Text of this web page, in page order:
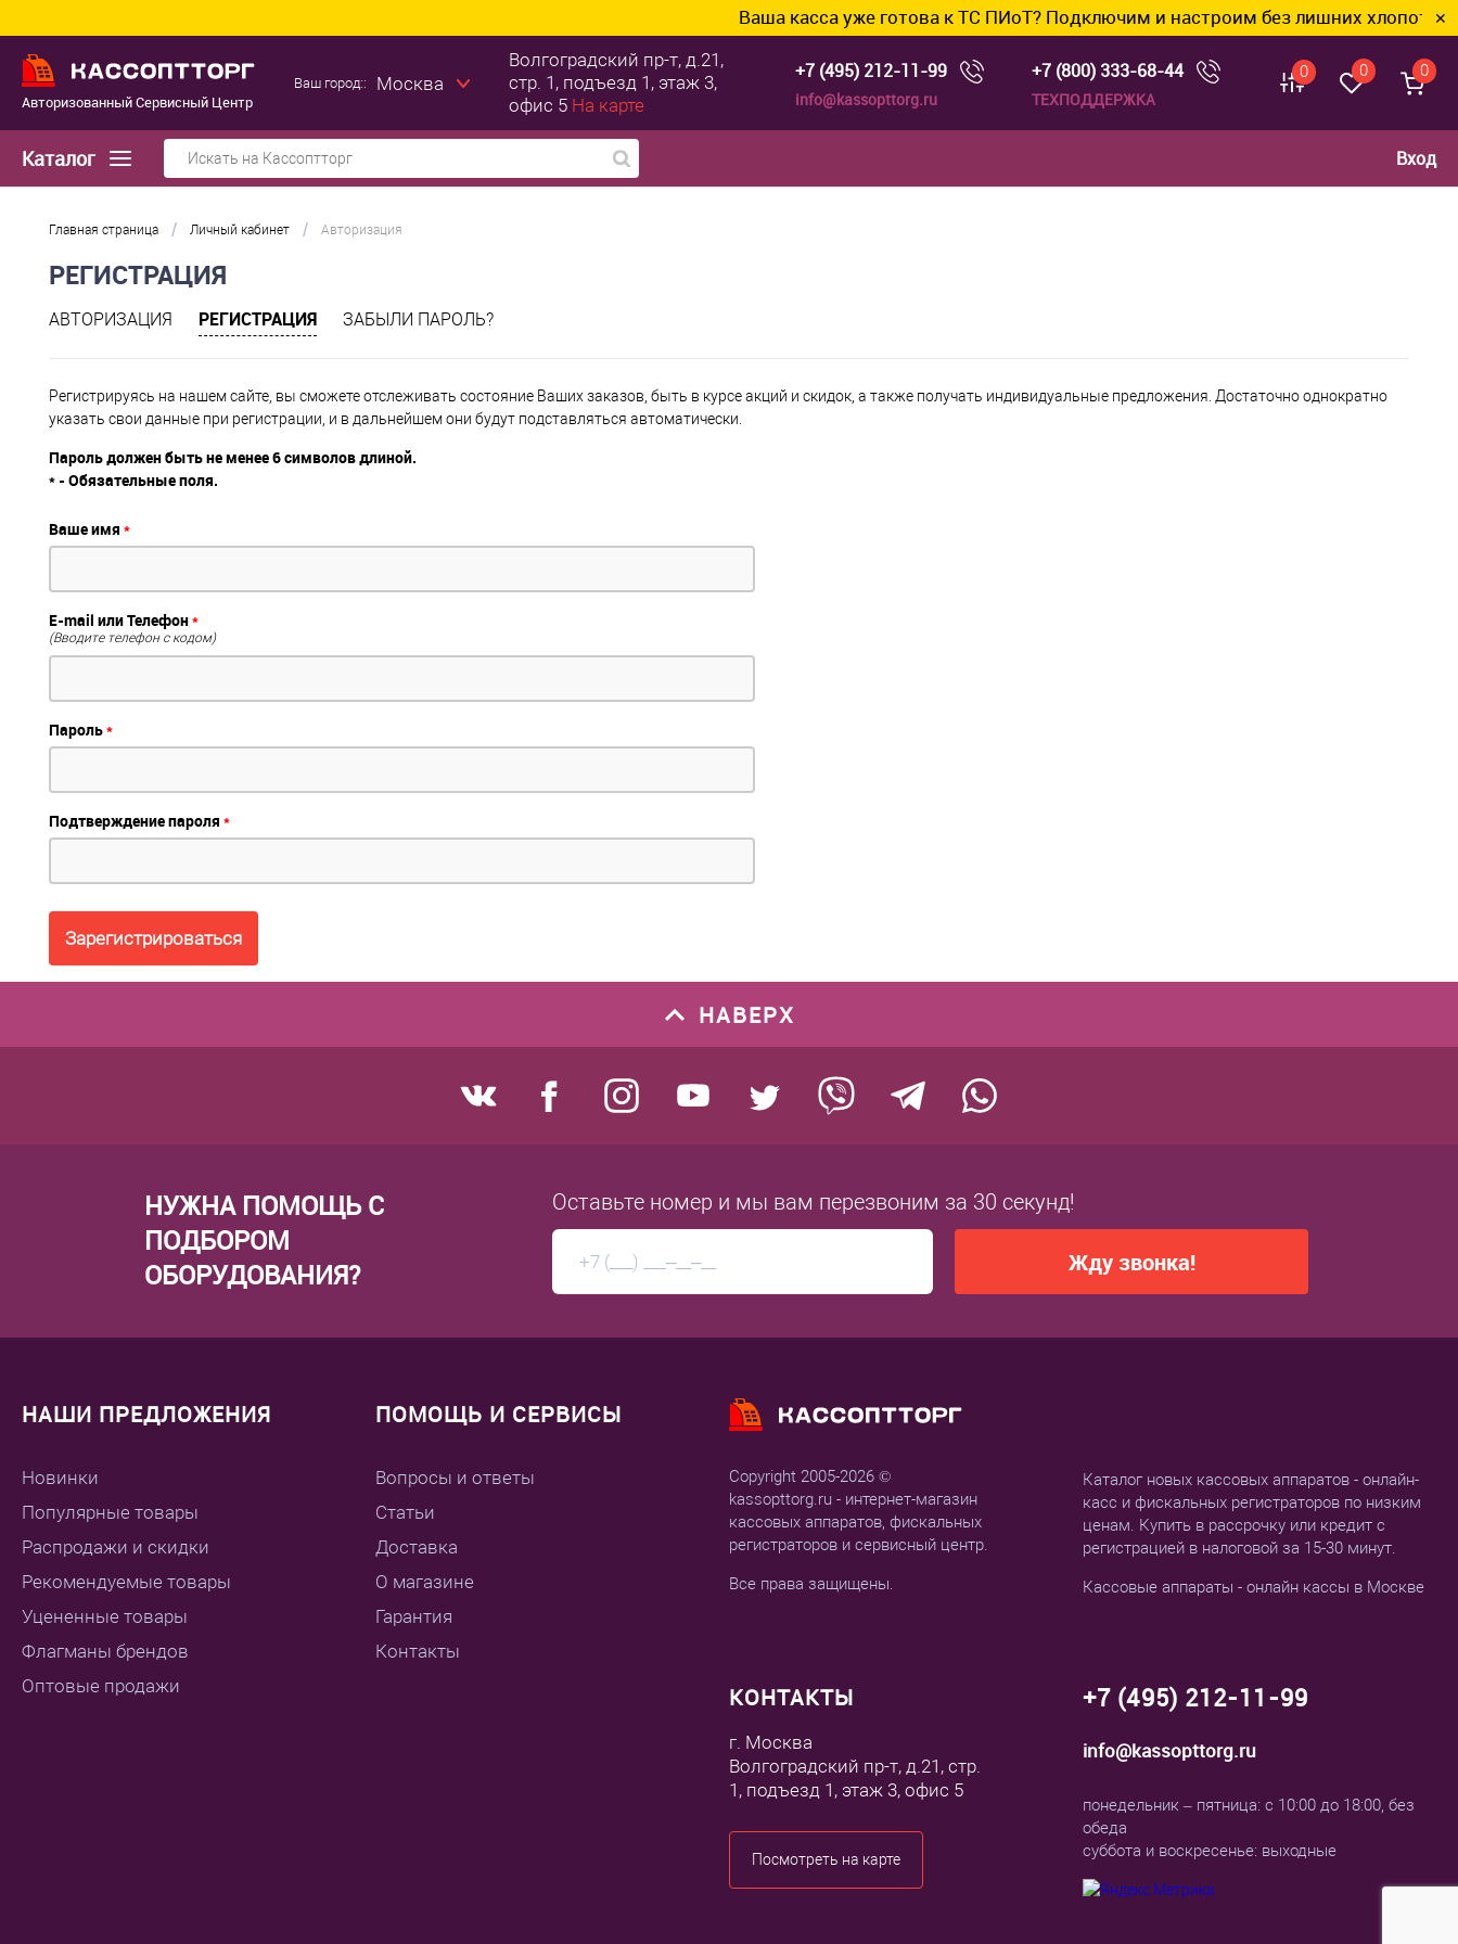
Ваша касса уже готова к ТС ПИоТ? Подключим и настроим без лишних хлопот. ✕
Авторизованный Сервисный Центр
Ваш город:: Москва
Волгоградский пр-т, д.21,
стр. 1, подъезд 1, этаж 3,
офис 5 На карте
+7 (495) 212-11-99
info@kassopttorg.ru
+7 (800) 333-68-44
ТЕХПОДДЕРЖКА
0 0 0
Каталог Вход
Главная страница / Личный кабинет / Авторизация
РЕГИСТРАЦИЯ
АВТОРИЗАЦИЯ РЕГИСТРАЦИЯ ЗАБЫЛИ ПАРОЛЬ?
Регистрируясь на нашем сайте, вы сможете отслеживать состояние Ваших заказов, быть в курсе акций и скидок, а также получать индивидуальные предложения. Достаточно однократно
указать свои данные при регистрации, и в дальнейшем они будут подставляться автоматически.
Пароль должен быть не менее 6 символов длиной.
* - Обязательные поля.
Ваше имя *
E-mail или Телефон*
(Вводите телефон с кодом)
Пароль*
Подтверждение пароля *
НАВЕРХ
НУЖНА ПОМОЩЬ С
ПОДБОРОМ
ОБОРУДОВАНИЯ?
Оставьте номер и мы вам перезвоним за 30 секунд!
Жду звонка!
НАШИ ПРЕДЛОЖЕНИЯ
Новинки
Популярные товары
Распродажи и скидки
Рекомендуемые товары
Уцененные товары
Флагманы брендов
Оптовые продажи
ПОМОЩЬ И СЕРВИСЫ
Вопросы и ответы
Статьи
Доставка
О магазине
Гарантия
Контакты
Copyright 2005-2026 ©
kassopttorg.ru - интернет-магазин
кассовых аппаратов, фискальных
регистраторов и сервисный центр.
Все права защищены.
Каталог новых кассовых аппаратов - онлайн-
касс и фискальных регистраторов по низким
ценам. Купить в рассрочку или кредит с
регистрацией в налоговой за 15-30 минут.
Кассовые аппараты - онлайн кассы в Москве
КОНТАКТЫ
г. Москва
Волгоградский пр-т, д.21, стр.
1, подъезд 1, этаж 3, офис 5
Посмотреть на карте
+7 (495) 212-11-99
info@kassopttorg.ru
понедельник – пятница: с 10:00 до 18:00, без
обеда
суббота и воскресенье: выходные